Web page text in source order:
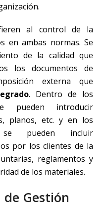
al control de la
en ambas normas. Se
de la calidad que
los documentos de
externa que
. Dentro de los
pueden introducir
planos, etc. y en los
se pueden incluir
por los clientes de la
reglamentos y
de los materiales.
Gestión